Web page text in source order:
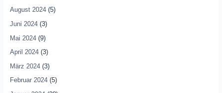
August 2024(5)
Juni 2024(3)
Mai 2024(9)
April 2024(3)
März 2024(3)
Februar 2024(5)